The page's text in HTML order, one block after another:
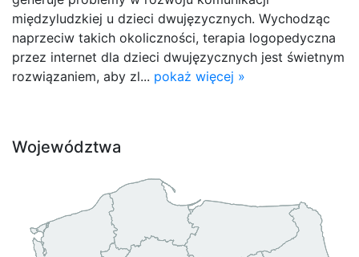
międzyludzkiej u dzieci dwujęzycznych. Wychodząc
naprzeciw takich okoliczności, terapia logopedyczna
przez internet dla dzieci dwujęzycznych jest świetnym
rozwiązaniem, aby zl... pokaż więcej »
Województwa